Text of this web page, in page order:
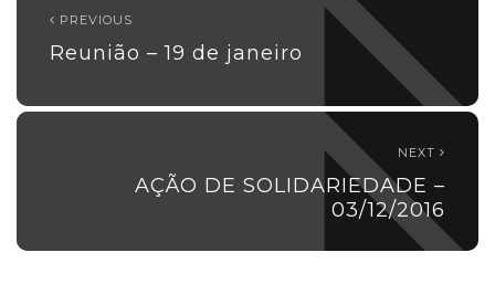
PREVIOUS
Reunião – 19 de janeiro
NEXT
AÇÃO DE SOLIDARIEDADE –
03/12/2016